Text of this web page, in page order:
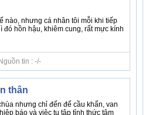
nào, nhưng cá nhân tôi mỗi khi tiếp
đó hồn hậu, khiêm cung, rất mực kính
tin : -/-
thân
nhưng chỉ đến để cầu khẩn, van
báo và việc tu tập tỉnh thức tâm